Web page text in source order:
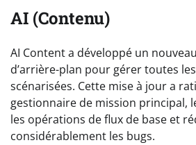
AI (Contenu)
AI Content a développé un
d’arrière-plan pour gérer toutes
scénarisées. Cette mise à jour a
gestionnaire de mission principal,
les opérations de flux de base et
considérablement les bugs.